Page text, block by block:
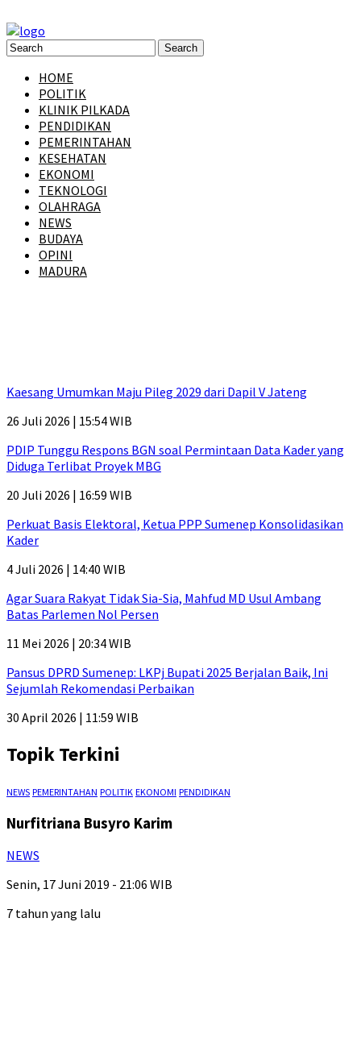
HOME
POLITIK
KLINIK PILKADA
PENDIDIKAN
PEMERINTAHAN
KESEHATAN
EKONOMI
TEKNOLOGI
OLAHRAGA
NEWS
BUDAYA
OPINI
MADURA
Kaesang Umumkan Maju Pileg 2029 dari Dapil V Jateng
26 Juli 2026 | 15:54 WIB
PDIP Tunggu Respons BGN soal Permintaan Data Kader yang
Diduga Terlibat Proyek MBG
20 Juli 2026 | 16:59 WIB
Perkuat Basis Elektoral, Ketua PPP Sumenep Konsolidasikan
Kader
4 Juli 2026 | 14:40 WIB
Agar Suara Rakyat Tidak Sia-Sia, Mahfud MD Usul Ambang
Batas Parlemen Nol Persen
11 Mei 2026 | 20:34 WIB
Pansus DPRD Sumenep: LKPj Bupati 2025 Berjalan Baik, Ini
Sejumlah Rekomendasi Perbaikan
30 April 2026 | 11:59 WIB
Topik Terkini
NEWS PEMERINTAHAN POLITIK EKONOMI PENDIDIKAN
Nurfitriana Busyro Karim
NEWS
Senin, 17 Juni 2019 - 21:06 WIB
7 tahun yang lalu